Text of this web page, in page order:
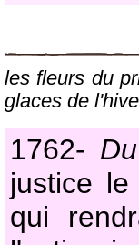
les fleurs du
glaces de
1762-
justice
qui